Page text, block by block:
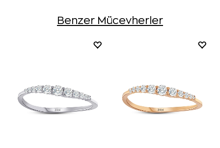
Benzer Mücevherler